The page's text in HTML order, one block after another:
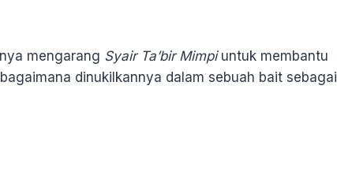
mengarang Syair Ta’bir Mimpiuntuk membantu
dinukilkannya dalam sebuah bait sebagai